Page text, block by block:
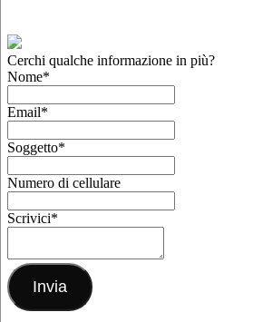
Cerchi qualche informazione in più?
Nome*
Email*
Soggetto*
Numero di cellulare
Scrivici*
Invia